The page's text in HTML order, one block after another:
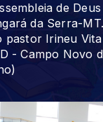
de
da Serra-
pastor Irineu
- Campo Novo